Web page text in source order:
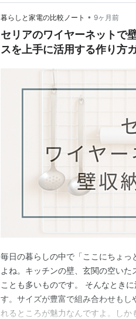
暮らしと家電の比較ノート • 9ヶ月前
セリアのワイヤーネットで
スを上手に活用する作り方
毎日の暮らしの中で「ここにちょ
よね。キッチンの壁、玄関の空い
ことも多いものです。 そんなとき
す。サイズが豊富で組み合わせもし
れるところが魅力なんですよ。しか